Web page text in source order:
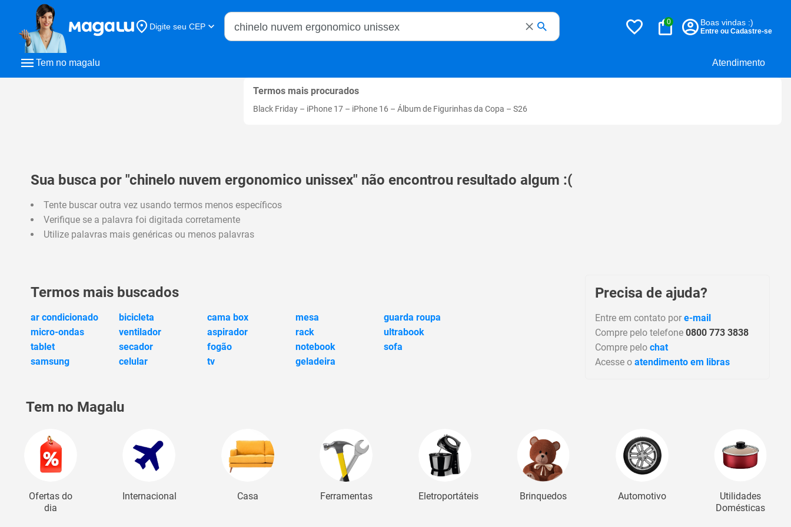
Tem no magalu Atendimento
Digite seu CEP
Buscar no Magalu
0 Boas vindas :)
Entre ou Cadastre-se
Termos mais procurados
Black Friday – iPhone 17 – iPhone 16 – Álbum de Figurinhas da Copa – S26
Sua busca por "chinelo nuvem ergonomico unissex" não encontrou resultado algum :(
Tente buscar outra vez usando termos menos específicos
Verifique se a palavra foi digitada corretamente
Utilize palavras mais genéricas ou menos palavras
Termos mais buscados
ar condicionado bicicleta cama box mesa
guarda roupa
micro-ondas
ventilador aspirador rack
ultrabook
tablet
secador fogão notebook
sofa
samsung
celular tv geladeira
Precisa de ajuda?
Entre em contato por e-mail
Compre pelo telefone 0800 773 3838
Compre pelo chat
Acesse o atendimento em libras
Tem no Magalu
Ofertas do
dia
Internacional Casa Ferramentas Eletroportáteis Brinquedos Automotivo
Utilidades
Domésticas